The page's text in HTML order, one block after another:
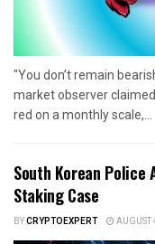
"You don’t remain
market observer
red on a monthly scale,...
South Korean Police
Staking Case
BYCRYPTOEXPERT AUGUST